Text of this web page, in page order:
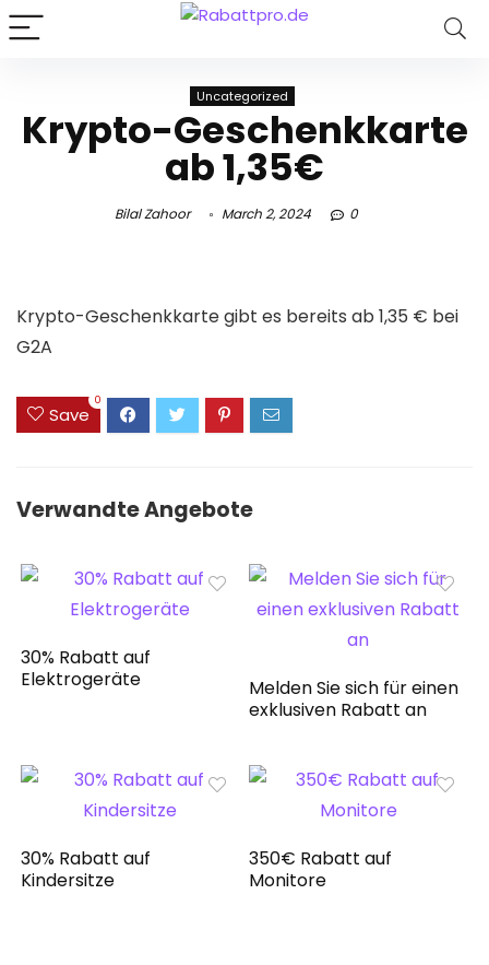
Uncategorized
Krypto-Geschenkkarte
ab 1,35€
Bilal Zahoor March 2, 2024 0
Krypto-Geschenkkarte gibt es bereits ab 1,35 € bei
G2A
Save
0
Verwandte Angebote
30% Rabatt auf
Elektrogeräte
Melden Sie sich für einen
exklusiven Rabatt an
30% Rabatt auf
Kindersitze
350€ Rabatt auf
Monitore